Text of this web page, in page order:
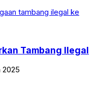
Tambang Ilegal
2025